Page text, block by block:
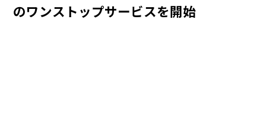
のワンストップサービスを開始